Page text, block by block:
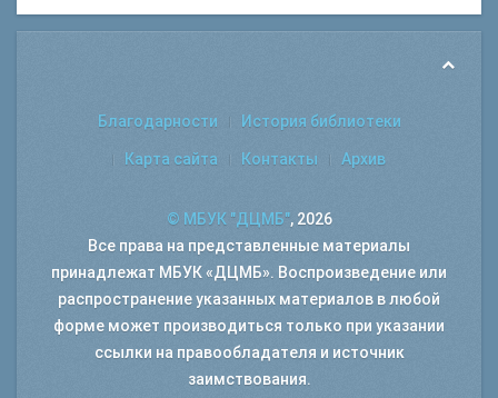
Благодарности История библиотеки
Карта сайта Контакты Архив
© МБУК "ДЦМБ", 2026
Все права на представленные материалы
принадлежат МБУК «ДЦМБ». Воспроизведение или
распространение указанных материалов в любой
форме может производиться только при указании
ссылки на правообладателя и источник
заимствования.